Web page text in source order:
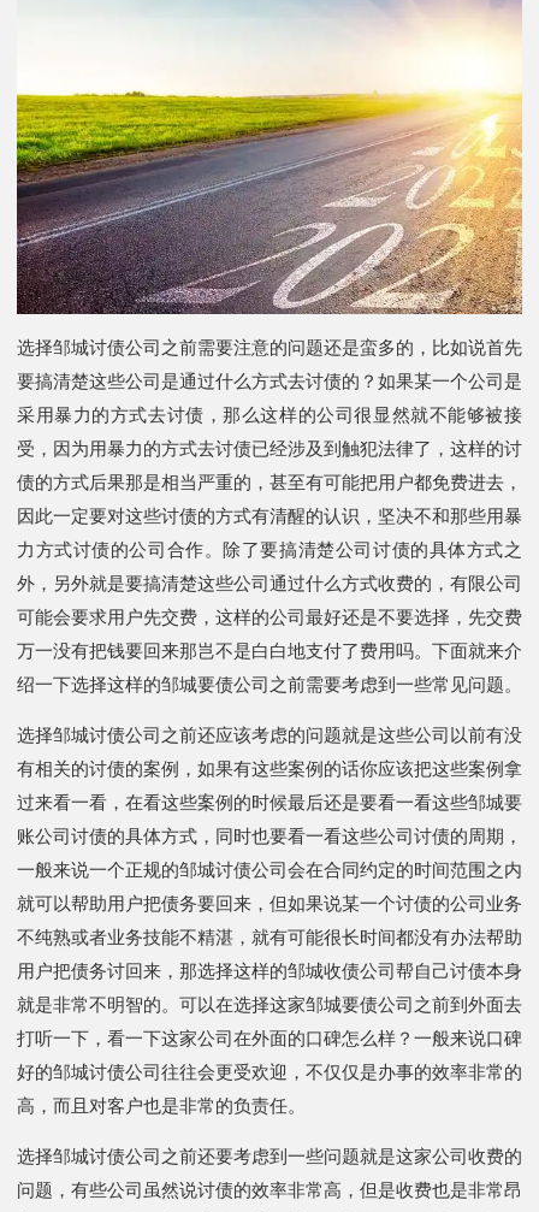
选择邹城讨债公司之前需要注意的问题还是蛮多的，比如说首先
要搞清楚这些公司是通过什么方式去讨债的？如果某一个公司是
采用暴力的方式去讨债，那么这样的公司很显然就不能够被接
受，因为用暴力的方式去讨债已经涉及到触犯法律了，这样的讨
债的方式后果那是相当严重的，甚至有可能把用户都免费进去，
因此一定要对这些讨债的方式有清醒的认识，坚决不和那些用暴
力方式讨债的公司合作。除了要搞清楚公司讨债的具体方式之
外，另外就是要搞清楚这些公司通过什么方式收费的，有限公司
可能会要求用户先交费，这样的公司最好还是不要选择，先交费
万一没有把钱要回来那岂不是白白地支付了费用吗。下面就来介
绍一下选择这样的邹城要债公司之前需要考虑到一些常见问题。
选择邹城讨债公司之前还应该考虑的问题就是这些公司以前有没
有相关的讨债的案例，如果有这些案例的话你应该把这些案例拿
过来看一看，在看这些案例的时候最后还是要看一看这些邹城要
账公司讨债的具体方式，同时也要看一看这些公司讨债的周期，
一般来说一个正规的邹城讨债公司会在合同约定的时间范围之内
就可以帮助用户把债务要回来，但如果说某一个讨债的公司业务
不纯熟或者业务技能不精湛，就有可能很长时间都没有办法帮助
用户把债务讨回来，那选择这样的邹城收债公司帮自己讨债本身
就是非常不明智的。可以在选择这家邹城要债公司之前到外面去
打听一下，看一下这家公司在外面的口碑怎么样？一般来说口碑
好的邹城讨债公司往往会更受欢迎，不仅仅是办事的效率非常的
高，而且对客户也是非常的负责任。
选择邹城讨债公司之前还要考虑到一些问题就是这家公司收费的
问题，有些公司虽然说讨债的效率非常高，但是收费也是非常昂